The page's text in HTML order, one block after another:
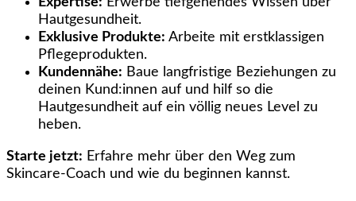
Hautgesundheit.
Exklusive Produkte: Arbeite mit erstklassigen
Pflegeprodukten.
Kundennähe: Baue langfristige Beziehungen zu
deinen Kund:innen auf und hilf so die
Hautgesundheit auf ein völlig neues Level zu
heben.
Starte jetzt: Erfahre mehr über den Weg zum
Skincare-Coach und wie du beginnen kannst.